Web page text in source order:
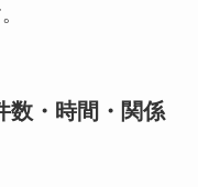
数・時間・関係